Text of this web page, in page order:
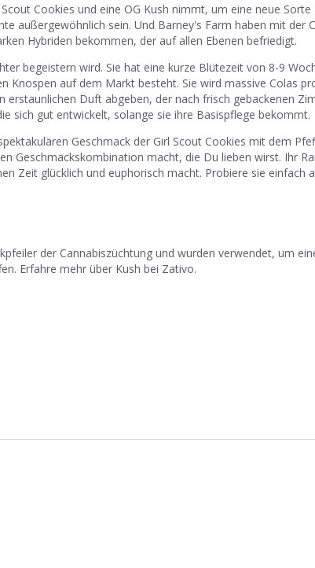
Cookies und eine OG Kush nimmt, um eine neue Sorte
außergewöhnlich sein. Und Barney's Farm haben mit der
Hybriden bekommen, der auf allen Ebenen befriedigt.
begeistern wird. Sie hat eine kurze Blütezeit von 8-9
Knospen auf dem Markt besteht. Sie wird massive Colas
Duft abgeben, der nach frisch gebackenen
sich gut entwickelt, solange sie ihre Basispflege bekommt.
Geschmack der Girl Scout Cookies mit dem
Geschmackskombination macht, die Du lieben wirst. Ihr
Zeit glücklich und euphorisch macht. Probiere sie einfach
der Cannabiszüchtung und wurden verwendet, um
Erfahre mehr über Kush bei Zativo.